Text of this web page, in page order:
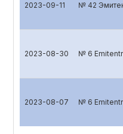
2023-09-11 № 42
2023-08-30 № 6
2023-08-07 № 6